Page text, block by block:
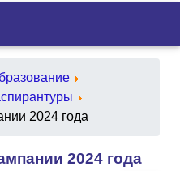
2024 года
2024 года